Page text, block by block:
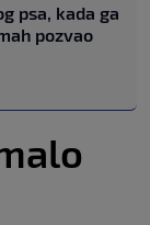
psa, kada ga
pozvao